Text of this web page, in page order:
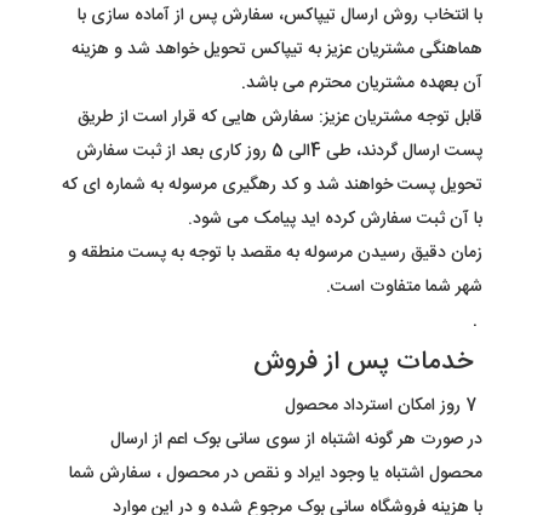
با انتخاب روش ارسال تیپاکس، سفارش پس از آماده سازی با
هماهنگی مشتریان عزیز به تیپاکس تحویل خواهد شد و هزینه
آن بعهده مشتریان محترم می باشد.
قابل توجه مشتریان عزیز: سفارش هایی که قرار است از طریق
پست ارسال گردند، طی 4الی 5 روز کاری بعد از ثبت سفارش
تحویل پست خواهند شد و کد رهگیری مرسوله به شماره ای که
با آن ثبت سفارش کرده اید پیامک می شود.
زمان دقیق رسیدن مرسوله به مقصد با توجه به پست منطقه و
شهر شما متفاوت است.
.
خدمات پس از فروش
7 روز امکان استرداد محصول
در صورت هر گونه اشتباه از سوی سانی بوک اعم از ارسال
محصول اشتباه یا وجود ایراد و نقص در محصول ، سفارش شما
با هزینه فروشگاه سانی بوک مرجوع شده و در این موارد